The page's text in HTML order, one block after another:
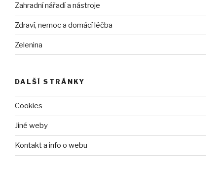
Zahradní nářadí a nástroje
Zdraví, nemoc a domácí léčba
Zelenina
DALŠÍ STRÁNKY
Cookies
Jiné weby
Kontakt a info o webu